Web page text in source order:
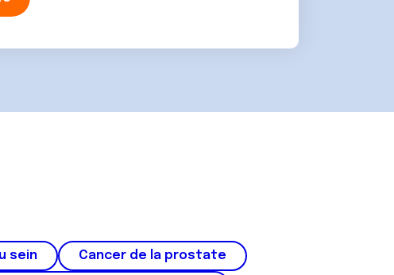
sein Cancer de la prostate